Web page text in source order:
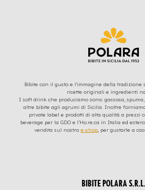
Bibite con il gusto e l’immagine della tradizione
ricette originali e ingredienti
I soft drink che produciamo sono: gassosa,
altre bibite agli agrumi di Sicilia. Inoltre
private label e prodotti di alta qualità a prezzi
beverage per la GDO e l’Ho.re.ca in Italia ed
vendita sul nostro e-shop, per gustarle a
BIBITE POLARA S.R.L.